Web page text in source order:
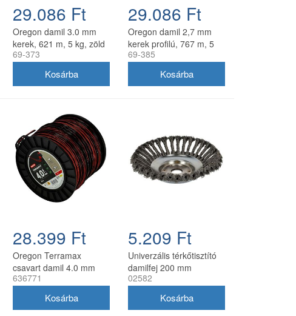
29.086 Ft
Oregon damil 3.0 mm
kerek, 621 m, 5 kg, zöld
69-373
29.086 Ft
Oregon damil 2,7 mm
kerek profilú, 767 m, 5
kg, zöld
69-385
28.399 Ft
Oregon Terramax
csavart damil 4.0 mm
128 m
636771
5.209 Ft
Univerzális térkőtisztító
damilfej 200 mm
utángyártott, 25 mm
02582